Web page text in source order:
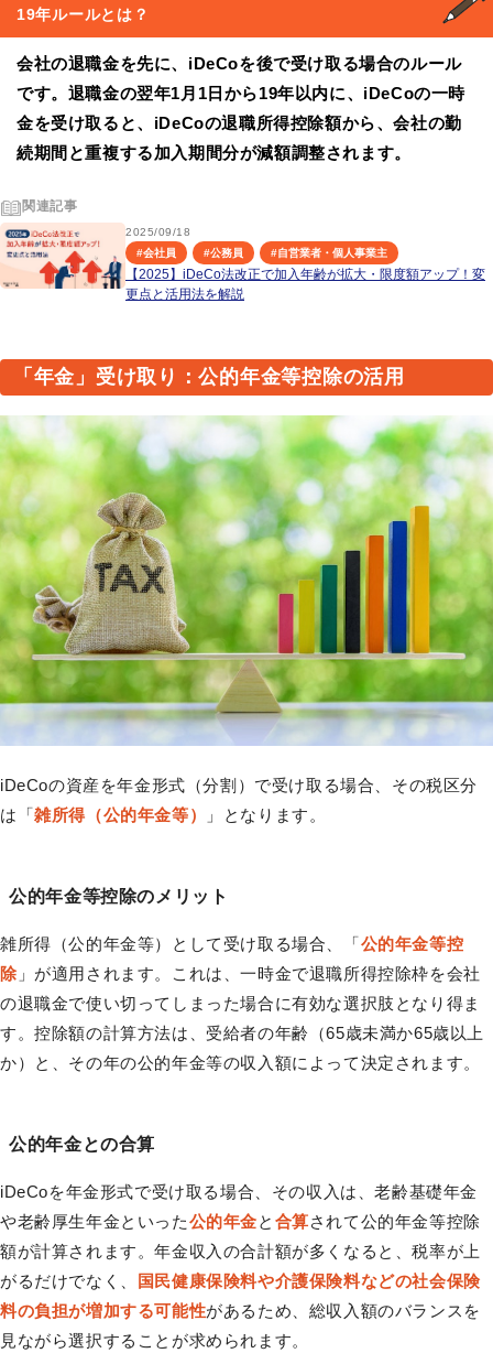
19年ルールとは？
会社の退職金を先に、iDeCoを後で受け取る場合のルール
です。退職金の翌年1月1日から19年以内に、iDeCoの一時
金を受け取ると、iDeCoの退職所得控除額から、会社の勤
続期間と重複する加入期間分が減額調整されます。
関連記事
2025/09/18
#会社員 #公務員 #自営業者・個人事業主
【2025】iDeCo法改正で加入年齢が拡大・限度額アップ！変
更点と活用法を解説
「年金」受け取り：公的年金等控除の活用
iDeCoの資産を年金形式（分割）で受け取る場合、その税区分
は「雑所得（公的年金等） 」となります。
公的年金等控除のメリット
雑所得（公的年金等）として受け取る場合、「公的年金等控
除 」が適用されます。これは、一時金で退職所得控除枠を会社
の退職金で使い切ってしまった場合に有効な選択肢となり得ま
す。控除額の計算方法は、受給者の年齢（65歳未満か65歳以上
か）と、その年の公的年金等の収入額によって決定されます。
公的年金との合算
iDeCoを年金形式で受け取る場合、その収入は、老齢基礎年金
や老齢厚生年金といった公的年金と 合算されて公的年金等控除
額が計算されます。年金収入の合計額が多くなると、税率が上
がるだけでなく、
国民健康保険料や介護保険料などの社会保険
料の負担が増加する可能性があるため、総収入額のバランスを
見ながら選択することが求められます。